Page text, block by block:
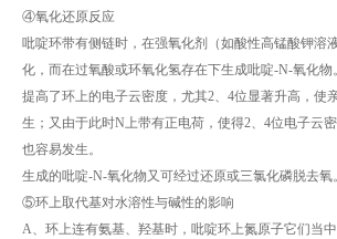
④氧化还原反应
吡啶环带有侧链时，在强氧化剂（如酸性高锰酸钾溶
化，而在过氧酸或环氧化氢存在下生成吡啶-N-氧化
提高了环上的电子云密度，尤其2、4位显著升高，使
生；又由于此时N上带有正电荷，使得2、4位电子云
也容易发生。
生成的吡啶-N-氧化物又可经过还原或三氯化磷脱去氧。
⑤环上取代基对水溶性与碱性的影响
A、环上连有氨基、羟基时，吡啶环上氮原子它们当